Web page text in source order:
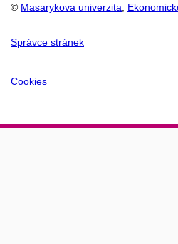
© Masarykova univerzita
Správce stránek
Cookies